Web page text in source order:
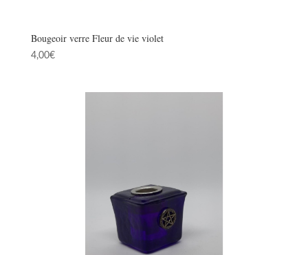
Bougeoir verre Fleur de vie violet
4,00€